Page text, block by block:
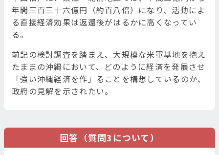
年間三百三十六億円（約百八倍）になり、活動によ
る直接経済効果は返還後がはるかに高くなってい
る。
前記の検討調査を踏まえ、大規模な米軍基地を抱え
たままの沖縄において、どのように経済を発展させ
「強い沖縄経済を作」ることを構想しているのか、
政府の見解を示されたい。
回答（質問3について）